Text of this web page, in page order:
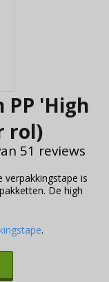
PP 'High
rol)
51 reviews
verpakkingstape is
De high
.